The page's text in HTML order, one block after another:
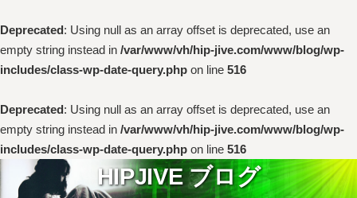
Deprecated: Using null as an array offset is deprecated, use an
empty string instead in /var/www/vh/hip-jive.com/www/blog/wp-
includes/class-wp-date-query.php on line 516
Deprecated: Using null as an array offset is deprecated, use an
empty string instead in /var/www/vh/hip-jive.com/www/blog/wp-
includes/class-wp-date-query.php on line 516
HIPJIVE ブログ